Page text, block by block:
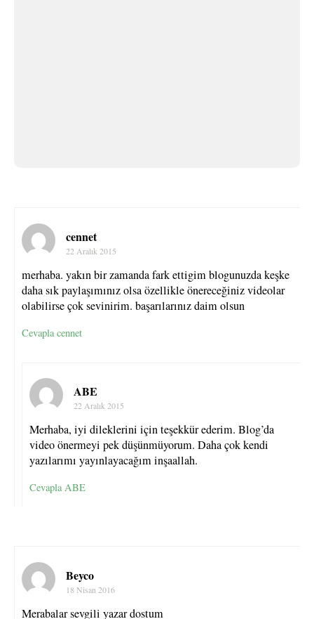
cennet
22 Aralık 2015
merhaba. yakın bir zamanda fark ettigim blogunuzda keşke
daha sık paylaşımınız olsa özellikle önereceğiniz videolar
olabilirse çok sevinirim. başarılarınız daim olsun
Cevapla cennet
ABE
22 Aralık 2015
Merhaba, iyi dileklerini için teşekkür ederim. Blog’da
video önermeyi pek düşünmüyorum. Daha çok kendi
yazılarımı yayınlayacağım inşaallah.
Cevapla ABE
Beyco
18 Nisan 2016
Merabalar sevgili yazar dostum